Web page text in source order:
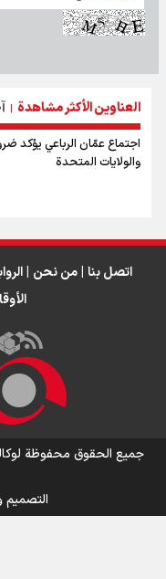
العناوين الأكثر مشاهدة |
اجتماع عمّان الرباعي يؤكد
والولايات المتحدة
اتصل بنا | من نحن |
جميع الحقوق محفوظة
التصمیم